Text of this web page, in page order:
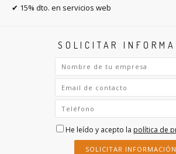
✔ 15% dto. en servicios web
SOLICITAR
He leído y acepto la política de
SOLICITAR INFORMACIÓN